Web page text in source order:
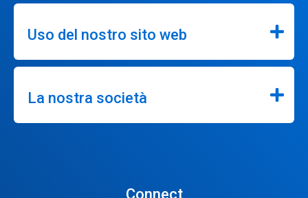
Uso del nostro sito web
La nostra società
Connect